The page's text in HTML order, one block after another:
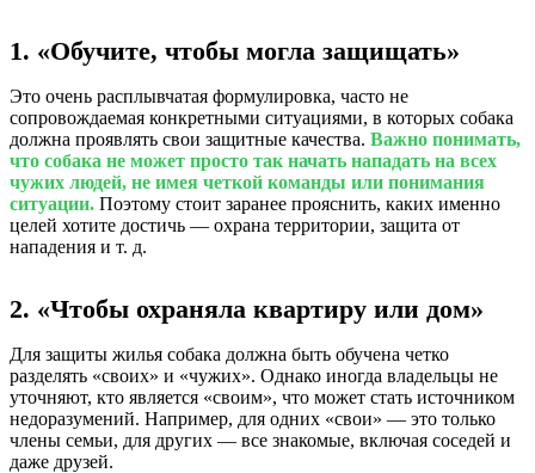
1. «Обучите, чтобы могла защищать»
Это очень расплывчатая формулировка, часто не
сопровождаемая конкретными ситуациями, в которых собака
должна проявлять свои защитные качества. Важно понимать,
что собака не может просто так начать нападать на всех
чужих людей, не имея четкой команды или понимания
ситуации. Поэтому стоит заранее прояснить, каких именно
целей хотите достичь — охрана территории, защита от
нападения и т. д.
2. «Чтобы охраняла квартиру или дом»
Для защиты жилья собака должна быть обучена четко
разделять «своих» и «чужих». Однако иногда владельцы не
уточняют, кто является «своим», что может стать источником
недоразумений. Например, для одних «свои» — это только
члены семьи, для других — все знакомые, включая соседей и
даже друзей.